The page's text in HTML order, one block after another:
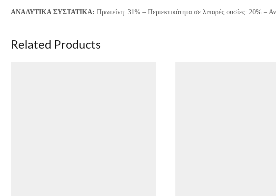
ΑΝΑΛΥΤΙΚΑ ΣΥΣΤΑΤΙΚΑ: Πρωτεΐνη: 31% – Περιεκτικότητα σε λιπαρές ουσίες: 20% –
Related Products